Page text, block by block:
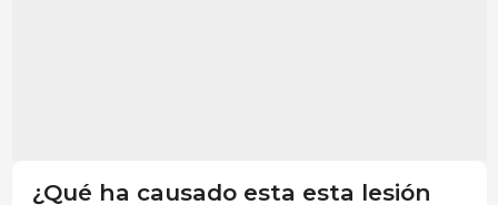
¿Qué ha causado esta esta lesión